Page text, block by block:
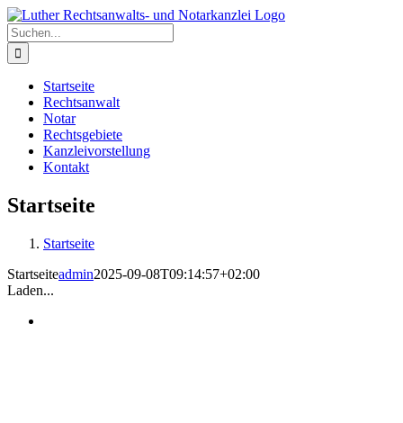
Zum
Inhalt
springen
Suche
nach:
Startseite
Rechtsanwalt
Notar
Rechtsgebiete
Kanzleivorstellung
Kontakt
Startseite
Startseite
Startseiteadmin2025-09-08T09:14:57+02:00
Laden...